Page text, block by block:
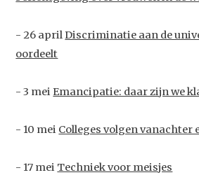
- 26 aprilDiscriminatie aan de
oordeelt
- 3 meiEmancipatie: daar zijn we
- 10 mei Colleges volgen vanachter
- 17 mei Techniek voor meisjes